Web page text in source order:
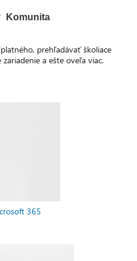
Komunita
prehľadávať školiace
a ešte oveľa viac.
365